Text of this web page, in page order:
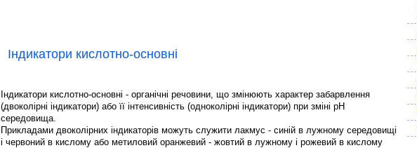
Індикатори кислотно-основні
Індикатори кислотно-основні - органічні речовини, що змінюють характер забарвлення
(двоколірні індикатори) або її інтенсивність (одноколірні індикатори) при зміні рН
середовища.
Прикладами двоколірних індикаторів можуть служити лакмус - синій в лужному середовищі
і червоний в кислому або метиловий оранжевий - жовтий в лужному і рожевий в кислому